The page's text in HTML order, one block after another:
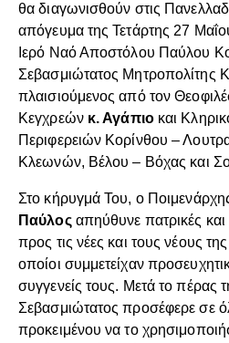
θα διαγωνισθούν στις
απόγευμα της Τετάρτης 27
Ιερό Ναό Αποστόλου Παύλου
Σεβασμιώτατος Μητροπολίτης
πλαισιούμενος από τον
Κεγχρεών κ. Αγάπιο και
Περιφερειών Κορίνθου –
Κλεωνών, Βέλου – Βόχας και
Στο κήρυγμά Του, ο
Παύλοςαπηύθυνε πατρικές και
προς τις νέες και τους νέους
οποίοι συμμετείχαν
συγγενείς τους. Μετά το
Σεβασμιώτατος προσέφερε σε
προκειμένου να το